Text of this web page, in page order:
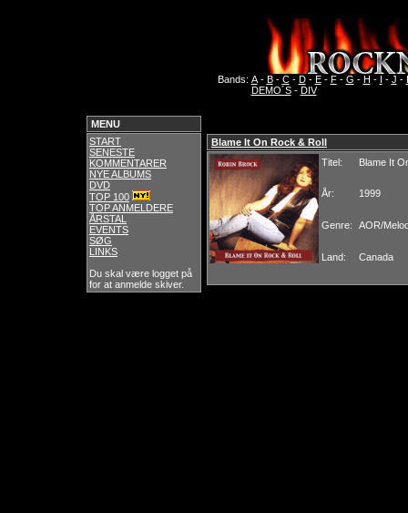
Bands: A- B- C- D- E- F- G - H - I - J -
DEMO´S- DIV
MENU
START
SENESTE
KOMMENTARER
NYE ALBUMS
DVD
TOP 100
TOP ANMELDERE
ÅRSTAL
EVENTS
SØG
LINKS
Du skal være logget på
for at anmelde skiver.
Blame It On Rock & Roll
Titel:
Blame It
År: 1999
Genre: AOR/
Land: Canada